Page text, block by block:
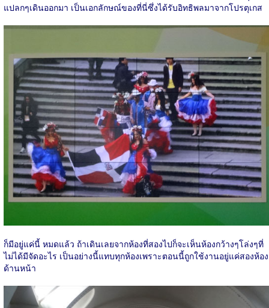
แปลกๆเดินออกมา เป็นเอกลักษณ์ของที่นี่ซึ่งได้รับอิทธิพลมาจากโปรตุเกส
ก็มีอยู่แค่นี้ หมดแล้ว ถ้าเดินเลยจากห้องที่สองไปก็จะเห็นห้องกว้างๆโล่งๆที่
ไม่ได้มีจัดอะไร เป็นอย่างนี้แทบทุกห้องเพราะตอนนี้ถูกใช้งานอยู่แค่สองห้อง
ด้านหน้า